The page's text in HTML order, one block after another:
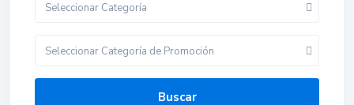
Seleccionar Categoría
Seleccionar Categoría de Promoción
Buscar